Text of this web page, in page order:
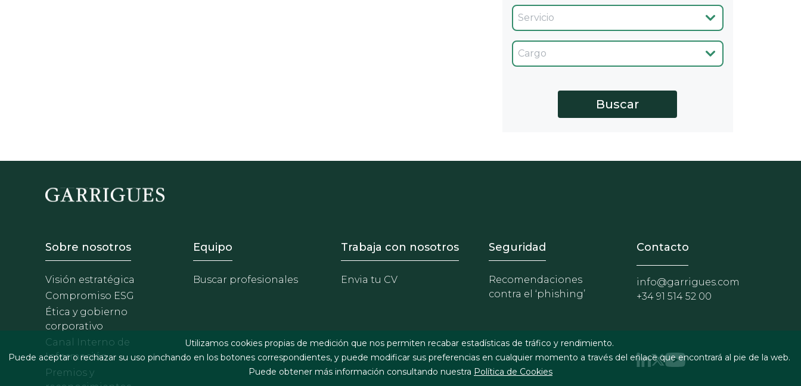
Servicio
Cargo
Footer - Sobre Nosotros
Sobre nosotros
Visión estratégica
Compromiso ESG
Ética y gobierno
corporativo
Canal Interno de
Información
Premios y
Footer - Equipo
Equipo
Buscar profesionales
Footer - Trabaja con nosotros
Trabaja con nosotros
Envia tu CV
Footer - Extranet y herramientas
Seguridad
Recomendaciones
contra el ‘phishing’
Contacto
info@garrigues.com
+34 91 514 52 00
Utilizamos cookies propias de medición que nos permiten recabar estadísticas de tráfico y rendimiento.
Puede aceptar o rechazar su uso pinchando en los botones correspondientes, y puede modificar sus preferencias en cualquier momento a través del enlace que encontrará al pie de la web.
Puede obtener más información consultando nuestra Política de Cookies